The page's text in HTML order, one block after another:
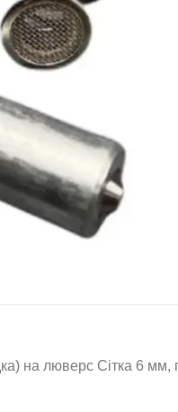
люверс Сітка 6 мм,